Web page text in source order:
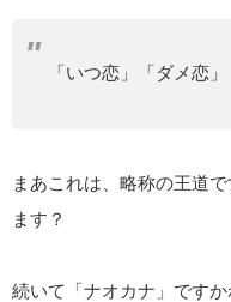
「いつ恋」「ダメ恋」
まあこれは、略称の王道
ます？
続いて「ナオカナ」ですか